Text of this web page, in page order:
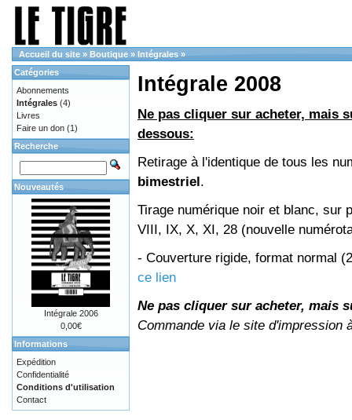
Accueil du site » Boutique » Intégrales »
Intégrale 2008
Ne pas cliquer sur acheter, mais
dessous:
Retirage à l'identique de tous les
bimestriel.
Tirage numérique noir et blanc, sur
VIII, IX, X, XI, 28 (nouvelle
- Couverture rigide, format normal
ce lien
Ne pas cliquer sur acheter, mais
Commande via le site d'impression
Catégories
Abonnements
Intégrales (4)
Livres
Faire un don (1)
Recherche
Nouveautés
Intégrale 2006
0,00€
Informations
Expédition
Confidentialité
Conditions d'utilisation
Contact